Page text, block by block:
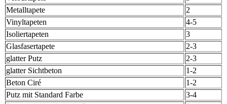
Metalltapete
2
Vinyltapeten
4-5
Isoliertapeten
3
Glasfasertapete
2-3
glatter Putz
2-3
glatter Sichtbeton
1-2
Beton Ciré
1-2
Putz mit Standard Farbe
3-4